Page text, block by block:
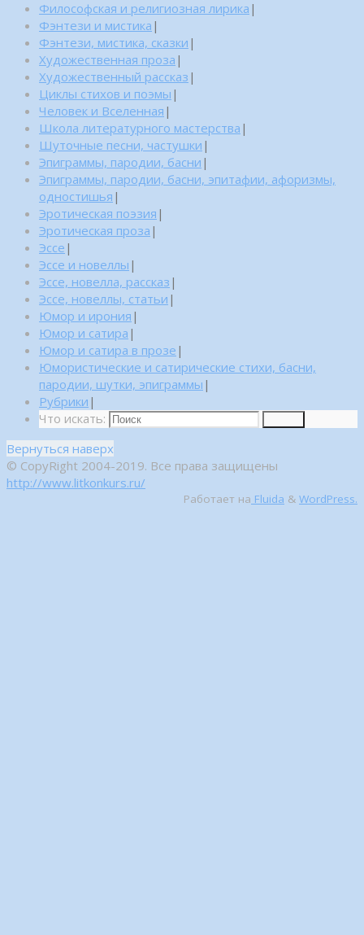
Философская и религиозная лирика |
Фэнтези и мистика |
Фэнтези, мистика, сказки |
Художественная проза |
Художественный рассказ |
Циклы стихов и поэмы |
Человек и Вселенная |
Школа литературного мастерства |
Шуточные песни, частушки |
Эпиграммы, пародии, басни |
Эпиграммы, пародии, басни, эпитафии, афоризмы,
одностишья |
Эротическая поэзия |
Эротическая проза |
Эссе |
Эссе и новеллы |
Эссе, новелла, рассказ |
Эссе, новеллы, статьи |
Юмор и ирония |
Юмор и сатира |
Юмор и сатира в прозе |
Юмористические и сатирические стихи, басни,
пародии, шутки, эпиграммы |
Рубрики |
Что искать:
Вернуться наверх
© CopyRight 2004-2019. Все права защищены
http://www.litkonkurs.ru/
Работает на Fluida & WordPress.